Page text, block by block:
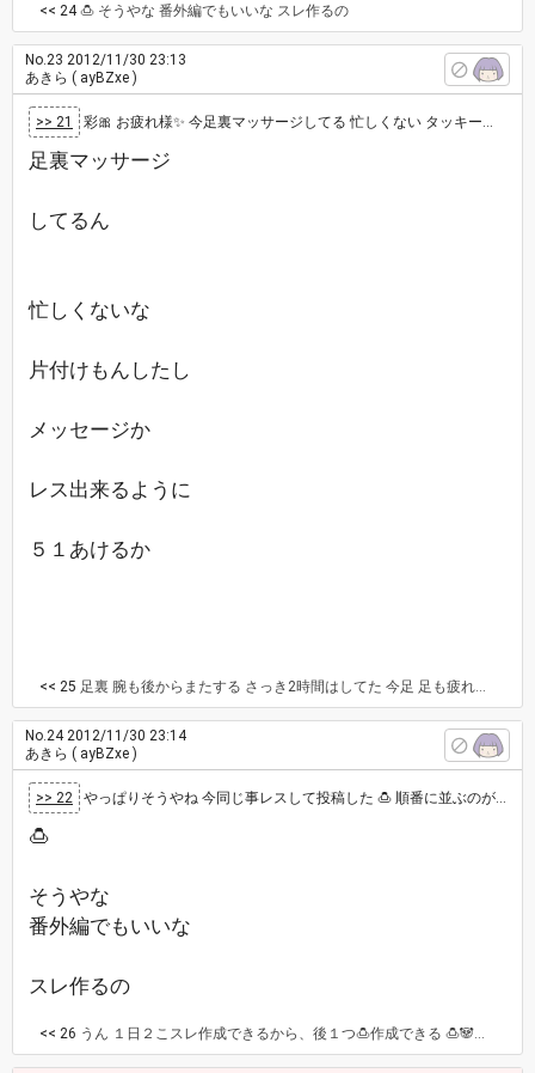
<< 24🍮 そうやな 番外編でもいいな スレ作るの
No.23 2012/11/30 23:13
あきら ( ayBZxe )
>> 21 彩🎀 お疲れ様✨ 今足裏マッサージしてる 忙しくない タッキーのドラマ観て大号泣してた 大奥は録画してる リ…
足裏マッサージ
してるん
忙しくないな
片付けもんしたし
メッセージか
レス出来るように
５１あけるか
<< 25 足裏 腕も後からまたする さっき2時間はしてた 今足 足も疲れる リンパにそって激こり 足首裏 番外編作ると🍮マイスレ順番狂う😹。🍮🐼🎀🌹スレ零時過ぎ雑談しか作ってないから 番外編の番号どうしよ？1から作ろうかな 仲間に 🍮🐼🎀🌹🌟
No.242012/11/30 23:14
あきら ( ayBZxe )
>> 22 やっぱりそうやね 今同じ事レスして投稿した 🍮 順番に並ぶのが嬉しいから、前スレ解除して🈵パのアゲ♪🌹したその時に何時何分…
🍮
そうやな
番外編でもいいな
スレ作るの
<< 26 うん １日２こスレ作成できるから、後１つ🍮作成できる 🍮🐼🎀🌹🌟